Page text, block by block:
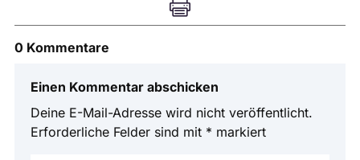

0 Kommentare
Einen Kommentar abschicken
Deine E-Mail-Adresse wird nicht veröffentlicht.
Erforderliche Felder sind mit * markiert